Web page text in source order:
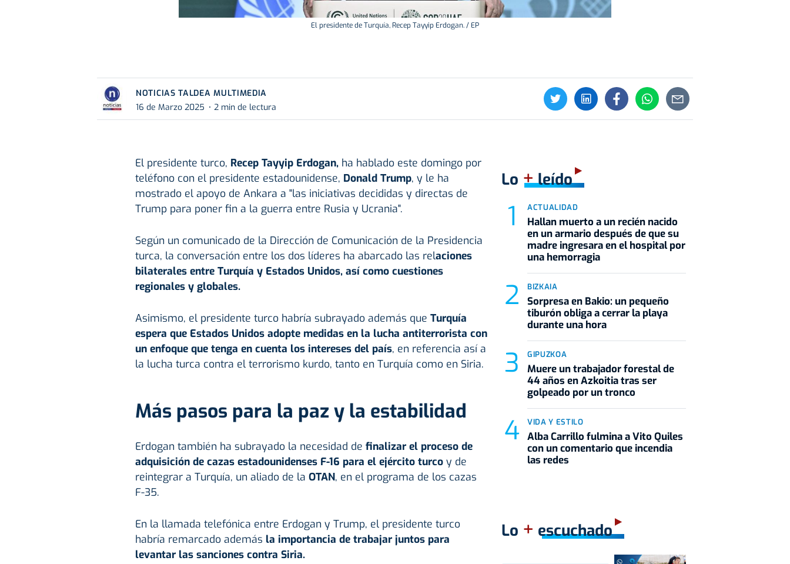
El presidente de Turquía, Recep Tayyip Erdogan. / EP
NOTICIAS TALDEA MULTIMEDIA
16 de Marzo 2025
2 min de lectura
El presidente turco, Recep Tayyip Erdogan, ha hablado este domingo por
teléfono con el presidente estadounidense, Donald Trump, y le ha
mostrado el apoyo de Ankara a "las iniciativas decididas y directas de
Trump para poner fin a la guerra entre Rusia y Ucrania".
Según un comunicado de la Dirección de Comunicación de la Presidencia
turca, la conversación entre los dos líderes ha abarcado las relaciones
bilaterales entre Turquía y Estados Unidos, así como cuestiones
regionales y globales.
Asimismo, el presidente turco habría subrayado además que Turquía
espera que Estados Unidos adopte medidas en la lucha antiterrorista con
un enfoque que tenga en cuenta los intereses del país, en referencia así a
la lucha turca contra el terrorismo kurdo, tanto en Turquía como en Siria.
Más pasos para la paz y la estabilidad
Erdogan también ha subrayado la necesidad de finalizar el proceso de
adquisición de cazas estadounidenses F-16 para el ejército turcoy de
reintegrar a Turquía, un aliado de la OTAN, en el programa de los cazas
F-35.
En la llamada telefónica entre Erdogan y Trump, el presidente turco
habría remarcado además la importancia de trabajar juntos para
levantar las sanciones contra Siria.
Lo +leído
ACTUALIDAD
Hallan muerto a un recién nacido
en un armario después de que su
madre ingresara en el hospital por
una hemorragia
BIZKAIA
Sorpresa en Bakio: un pequeño
tiburón obliga a cerrar la playa
durante una hora
GIPUZKOA
Muere un trabajador forestal de
44 años en Azkoitia tras ser
golpeado por un tronco
VIDA Y ESTILO
Alba Carrillo fulmina a Vito Quiles
con un comentario que incendia
las redes
Lo + escuchado